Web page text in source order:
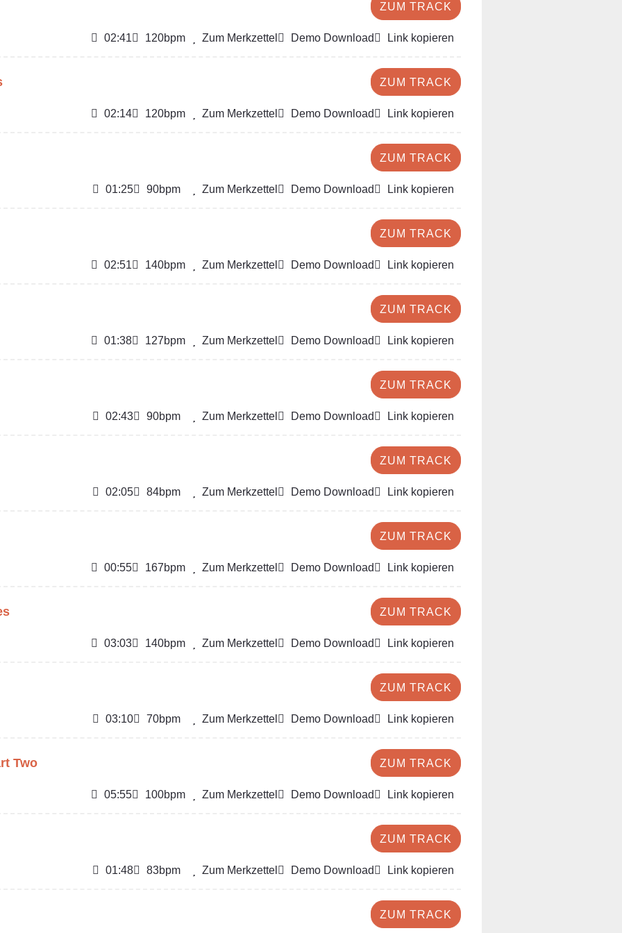
02:41 120bpm Zum Merkzettel Demo Download Link kopieren
ZUM TRACK
02:14 120bpm Zum Merkzettel Demo Download Link kopieren
ZUM TRACK
01:25 90bpm Zum Merkzettel Demo Download Link kopieren
ZUM TRACK
02:51 140bpm Zum Merkzettel Demo Download Link kopieren
ZUM TRACK
01:38 127bpm Zum Merkzettel Demo Download Link kopieren
ZUM TRACK
02:43 90bpm Zum Merkzettel Demo Download Link kopieren
ZUM TRACK
02:05 84bpm Zum Merkzettel Demo Download Link kopieren
ZUM TRACK
00:55 167bpm Zum Merkzettel Demo Download Link kopieren
ZUM TRACK
03:03 140bpm Zum Merkzettel Demo Download Link kopieren
ZUM TRACK
03:10 70bpm Zum Merkzettel Demo Download Link kopieren
ZUM TRACK
Two
05:55 100bpm Zum Merkzettel Demo Download Link kopieren
ZUM TRACK
01:48 83bpm Zum Merkzettel Demo Download Link kopieren
ZUM TRACK
ZUM TRACK